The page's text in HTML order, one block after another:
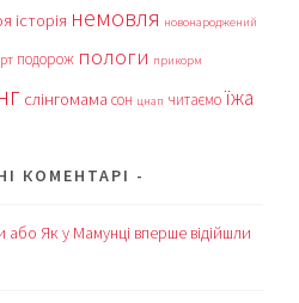
історія немовля новонароджений
подорож пологи прикорм
слінгомама сон цнап читаємоїжа
КОМЕНТАРІ
або Як у Мамунці вперше відійшли